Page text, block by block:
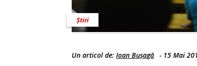
Știri
Un articol de: Ioan Bușagă - 15 Mai